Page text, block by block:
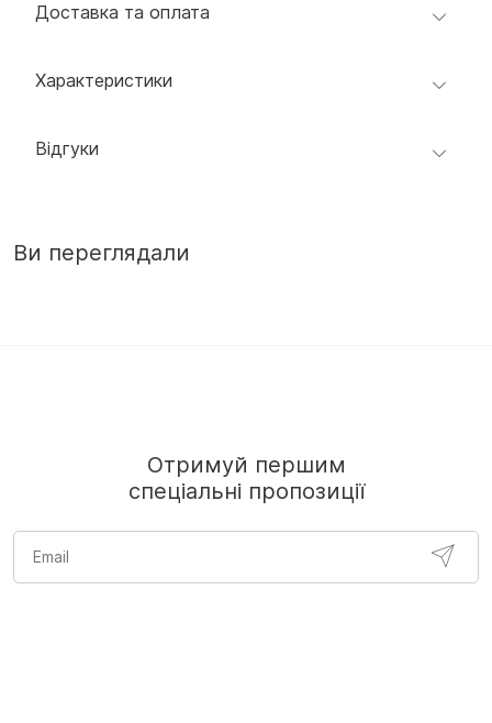
Доставка та оплата
Характеристики
Відгуки
Ви переглядали
Отримуй першим
спеціальні пропозиції